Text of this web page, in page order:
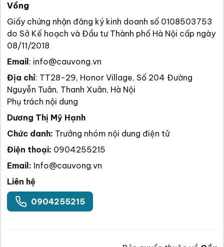
Vồng
Giấy chứng nhận đăng ký kinh doanh số 0108503753
do Sở Kế hoạch và Đầu tư Thành phố Hà Nội cấp ngày
08/11/2018
Email : info@cauvong.vn
Địa chỉ: TT28-29, Honor Village, Số 204 Đường
Nguyễn Tuân, Thanh Xuân, Hà Nội
Phụ trách nội dung
Dương Thị Mỹ Hạnh
Chức danh: Trưởng nhóm nội dung điện tử
Điện thoại: 0904255215
Email: Info@cauvong.vn
Liên hệ
0904255215